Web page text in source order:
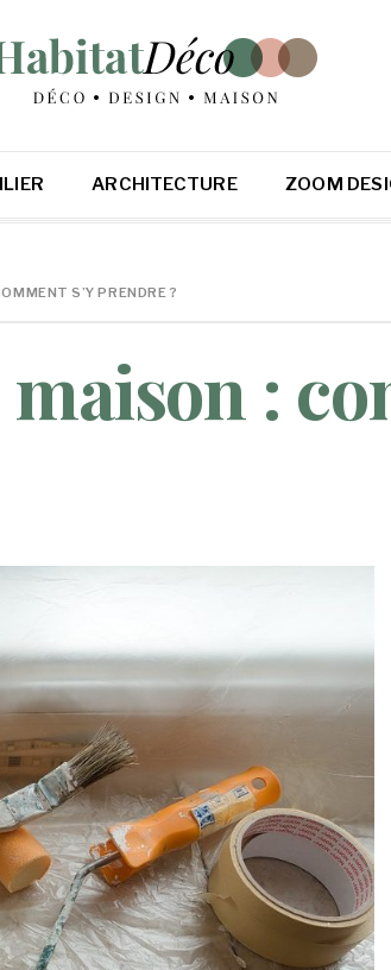
ARCHITECTURE ZOOM
S’Y PRENDRE ?
: